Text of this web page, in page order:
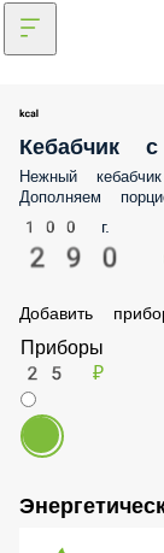
Кебабчик с
Нежный кебабчик
порцией кетчупа.
100 г.
290 ₽
Добавить
Приборы
25 ₽